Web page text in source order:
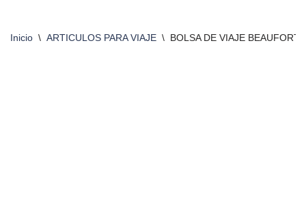
Inicio \ ARTICULOS PARA VIAJE \ BOLSA DE VIAJE BEAUFORT